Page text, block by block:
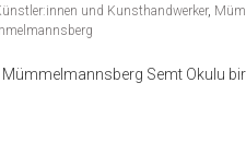
und Kunsthandwerker,
Mümmelmannsberg Semt Okulu